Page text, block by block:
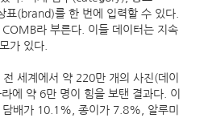
(brand)를 한 번에 입력할 수 있다.
라 부른다. 이들 데이터는 지속
가 있다.
세계에서 약 220만 개의 사진(데이
에 약 6만 명이 힘을 보탠 결과다. 이
배가 10.1%, 종이가 7.8%, 알루미